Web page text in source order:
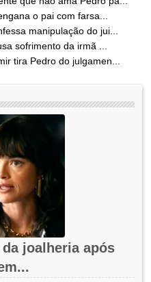
o pai com farsa...
manipulação do jui...
sofrimento da irmã ...
tira Pedro do julgamen...
joalheria após